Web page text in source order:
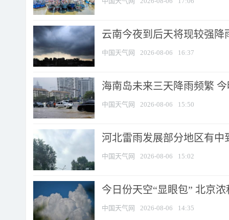
云南今夜到后天将现较强降
中国天气网 2026-08-06 16:37
海南岛未来三天降雨频繁
中国天气网 2026-08-06 15:50
河北雷雨发展部分地区有中
中国天气网 2026-08-06 15:02
今日份天空“显眼包” 北京
中国天气网 2026-08-06 14:35